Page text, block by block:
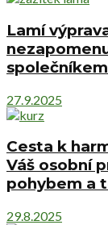
Lamí
společníkem
27.9.2025
Cesta k
Váš osobní
pohybem a
29.8.2025